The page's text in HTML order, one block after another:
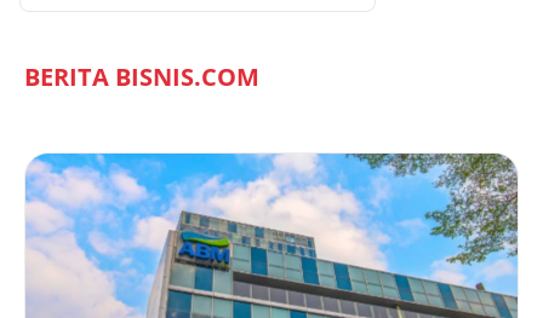
BERITA BISNIS.COM